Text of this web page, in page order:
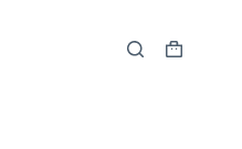
Shopping